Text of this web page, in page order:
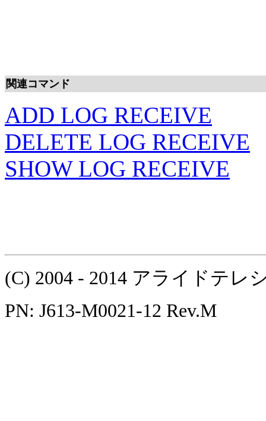
関連コマンド
ADD LOG RECEIVE
DELETE LOG RECEIVE
SHOW LOG RECEIVE
(C) 2004 - 2014 アライドテ
PN: J613-M0021-12 Rev.M